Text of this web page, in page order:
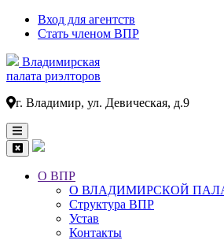
Вход для агентств
Стать членом ВПР
Владимирская
палата риэлторов
г. Владимир, ул. Девическая, д.9
Основная
навигация
О ВПР
О ВЛАДИМИРСКОЙ
Структура ВПР
Устав
Контакты